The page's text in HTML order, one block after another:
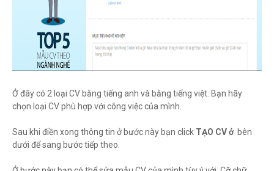
Ở đây có 2 loại CV bằng tiếng anh và bằng tiếng việt. Bạn hãy
chọn loại CV phù hợp với công việc của mình.
Sau khi điền xong thông tin ở bước này bạn click TẠO CV ở bên
dưới để sang bước tiếp theo.